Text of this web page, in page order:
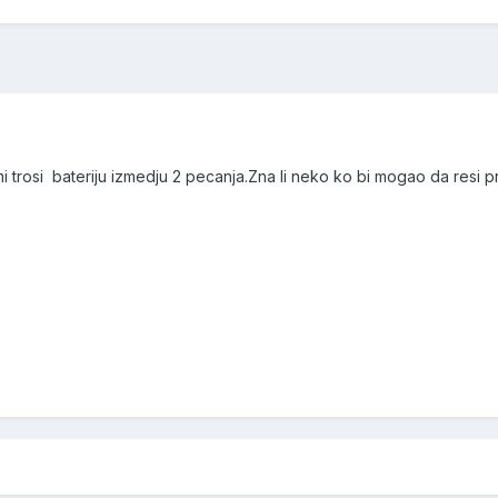
trosi bateriju izmedju 2 pecanja.Zna li neko ko bi mogao da resi